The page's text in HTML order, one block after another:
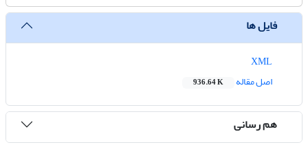
فایل ها
اصل مقاله
936.64 K
هم رسانی